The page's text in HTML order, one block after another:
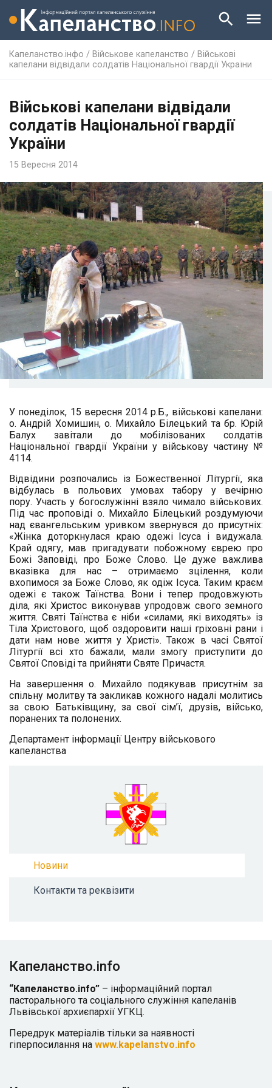
Капеланство.інфо / Військове капеланство / Військові
капелани відвідали солдатів Національної гвардії України
Військові капелани відвідали
солдатів Національної гвардії
України
15 Вересня 2014
У понеділок, 15 вересня 2014 р.Б., військові капелани:
о. Андрій Хомишин, о. Михайло Білецький та бр. Юрій
Балух завітали до мобілізованих солдатів
Національної гвардії України у військову частину №
4114.
Відвідини розпочались із Божественної Літургії, яка
відбулась в польових умовах табору у вечірню
пору. Участь у богослужінні взяло чимало військових.
Під час проповіді о. Михайло Білецький роздумуючи
над євангельським уривком звернувся до присутніх:
«Жінка доторкнулася краю одежі Ісуса і видужала.
Край одягу, мав пригадувати побожному єврею про
Божі Заповіді, про Боже Слово. Це дуже важлива
вказівка для нас – отримаємо зцілення, коли
вхопимося за Боже Слово, як одіж Ісуса. Таким краєм
одежі є також Таїнства. Вони і тепер продовжують
діла, які Христос виконував упродовж свого земного
життя. Святі Таїнства є ніби «силами, які виходять» із
Тіла Христового, щоб оздоровити наші гріховні рани і
дати нам нове життя у Христі». Також в часі Святої
Літургії всі хто бажали, мали змогу приступити до
Святої Сповіді та прийняти Святе Причастя.
На завершення о. Михайло подякував присутнім за
спільну молитву та закликав кожного надалі молитись
за свою Батьківщину, за свої сім’ї, друзів, військо,
поранених та полонених.
Департамент інформації Центру військового
капеланства
Новини
Контакти та реквізити
Капеланство.info
“Капеланство.info” – інформаційний портал
пасторального та соціального служіння капеланів
Львівської архиєпархії УГКЦ.
Передрук матеріалів тільки за наявності
гіперпосилання на www.kapelanstvo.info